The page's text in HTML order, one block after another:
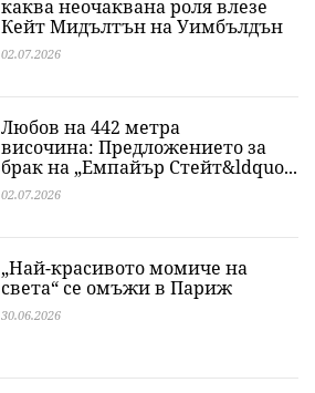
каква неочаквана роля влезе
Кейт Мидълтън на Уимбълдън
02.07.2026
Любов на 442 метра
височина: Предложението за
брак на „Емпайър Стейт&ldquo...
02.07.2026
„Най-красивото момиче на
света“ се омъжи в Париж
30.06.2026